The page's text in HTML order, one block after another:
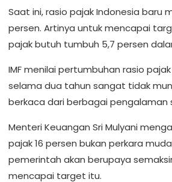
Saat ini, rasio pajak Indonesia baru
persen. Artinya untuk mencapai
pajak butuh tumbuh 5,7 persen
IMF menilai pertumbuhan rasio
selama dua tahun sangat tidak
berkaca dari berbagai pengalaman
Menteri Keuangan Sri Mulyani
pajak 16 persen bukan perkara
pemerintah akan berupaya
mencapai target itu.